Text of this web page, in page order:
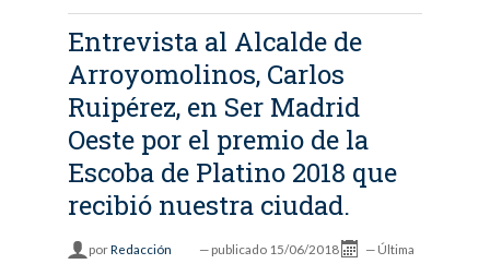
Entrevista al Alcalde de
Arroyomolinos, Carlos
Ruipérez, en Ser Madrid
Oeste por el premio de la
Escoba de Platino 2018 que
recibió nuestra ciudad.
porRedacción — publicado 15/06/2018 — Última